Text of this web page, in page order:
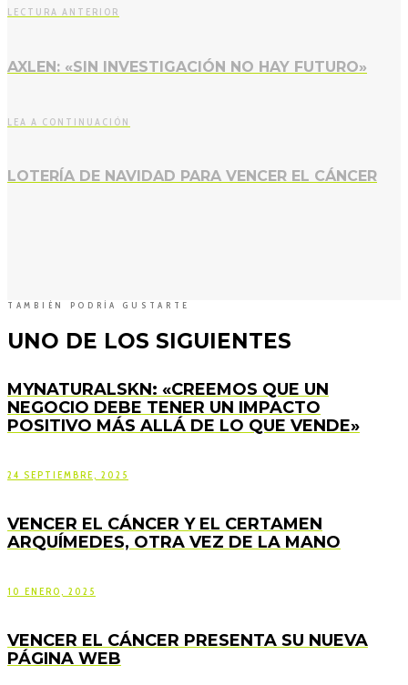
LECTURA ANTERIOR
AXLEN: «SIN INVESTIGACIÓN NO HAY FUTURO»
LEA A CONTINUACIÓN
LOTERÍA DE NAVIDAD PARA VENCER EL CÁNCER
TAMBIÉN PODRÍA GUSTARTE
UNO DE LOS SIGUIENTES
MYNATURALSKN: «CREEMOS QUE UN
NEGOCIO DEBE TENER UN IMPACTO
POSITIVO MÁS ALLÁ DE LO QUE VENDE»
24 SEPTIEMBRE, 2025
VENCER EL CÁNCER Y EL CERTAMEN
ARQUÍMEDES, OTRA VEZ DE LA MANO
10 ENERO, 2025
VENCER EL CÁNCER PRESENTA SU NUEVA
PÁGINA WEB